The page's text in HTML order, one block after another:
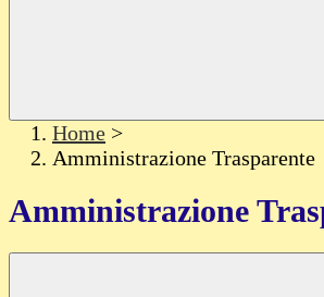
Home >
Amministrazione Trasparente
Amministrazione